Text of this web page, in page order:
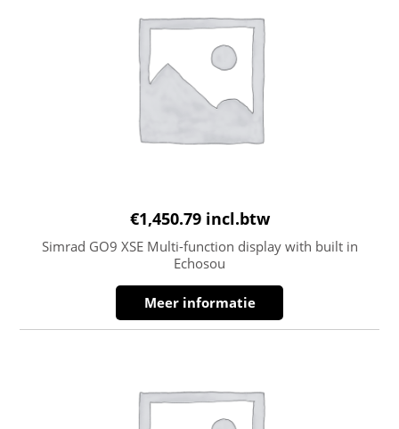
€1,450.79 incl.btw
Simrad GO9 XSE Multi-function display with built in
Echosou
Meer informatie